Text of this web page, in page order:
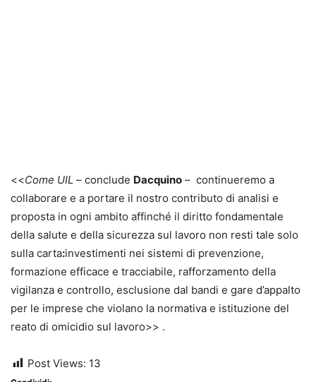
<<Come UIL – conclude Dacquino – continueremo a
collaborare e a portare il nostro contributo di analisi e
proposta in ogni ambito affinché il diritto fondamentale
della salute e della sicurezza sul lavoro non resti tale solo
sulla carta:investimenti nei sistemi di prevenzione,
formazione efficace e tracciabile, rafforzamento della
vigilanza e controllo, esclusione dal bandi e gare d’appalto
per le imprese che violano la normativa e istituzione del
reato di omicidio sul lavoro>> .
Post Views: 13